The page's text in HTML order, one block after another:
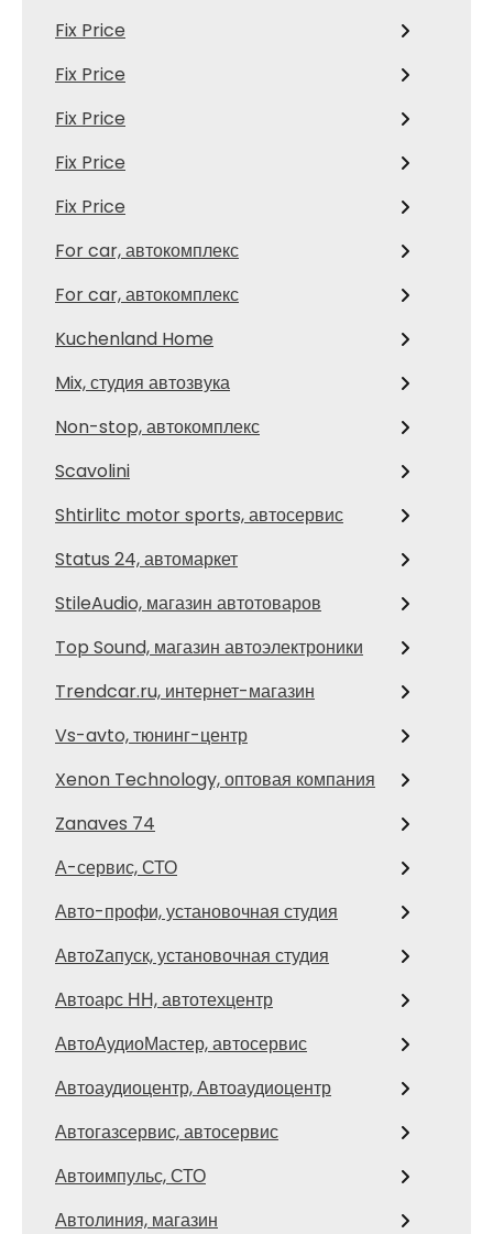
Fix Price
Fix Price
Fix Price
Fix Price
Fix Price
For car, автокомплекс
For car, автокомплекс
Kuchenland Home
Mix, студия автозвука
Non-stop, автокомплекс
Scavolini
Shtirlitc motor sports, автосервис
Status 24, автомаркет
StileAudio, магазин автотоваров
Top Sound, магазин автоэлектроники
Trendcar.ru, интернет-магазин
Vs-avto, тюнинг-центр
Xenon Technology, оптовая компания
Zanaves 74
А-сервис, СТО
Авто-профи, установочная студия
АвтоZапуск, установочная студия
Автоарс НН, автотехцентр
АвтоАудиоМастер, автосервис
Автоаудиоцентр, Автоаудиоцентр
Автогазсервис, автосервис
Автоимпульс, СТО
Автолиния, магазин